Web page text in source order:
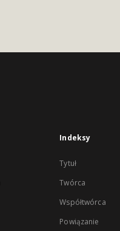
Indeksy
Tytuł
Twórca
Współtwórca
Powiązanie